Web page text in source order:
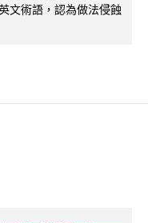
文術語，認為做法侵蝕